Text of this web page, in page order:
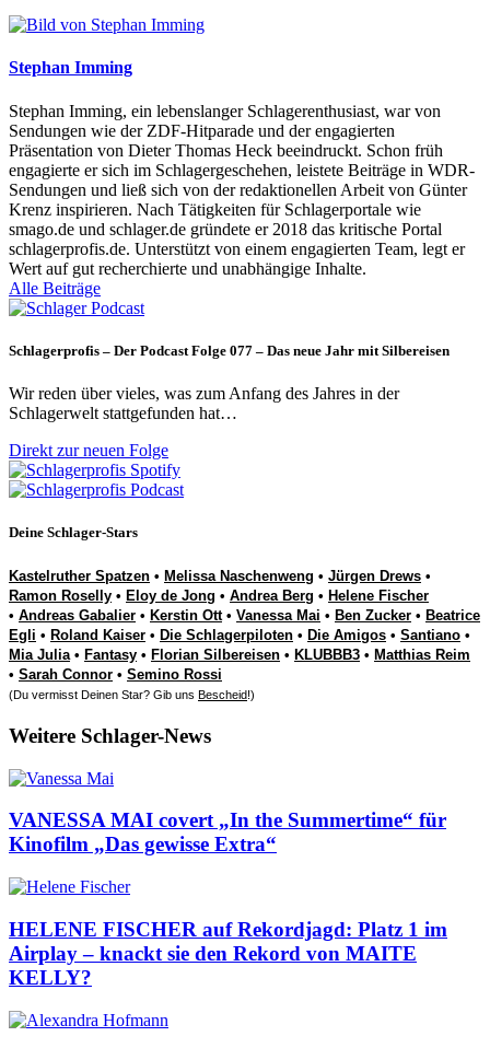
Stephan Imming
Stephan Imming, ein lebenslanger Schlagerenthusiast, war von
Sendungen wie der ZDF-Hitparade und der engagierten
Präsentation von Dieter Thomas Heck beeindruckt. Schon früh
engagierte er sich im Schlagergeschehen, leistete Beiträge in WDR-
Sendungen und ließ sich von der redaktionellen Arbeit von Günter
Krenz inspirieren. Nach Tätigkeiten für Schlagerportale wie
smago.de und schlager.de gründete er 2018 das kritische Portal
schlagerprofis.de. Unterstützt von einem engagierten Team, legt er
Wert auf gut recherchierte und unabhängige Inhalte.
Alle Beiträge
Schlagerprofis – Der Podcast Folge 077 – Das neue Jahr mit Silbereisen
Wir reden über vieles, was zum Anfang des Jahres in der
Schlagerwelt stattgefunden hat…
Direkt zur neuen Folge
Deine Schlager-Stars
Kastelruther Spatzen • Melissa Naschenweng • Jürgen Drews •
Ramon Roselly • Eloy de Jong • Andrea Berg • Helene Fischer
• Andreas Gabalier • Kerstin Ott• Vanessa Mai • Ben Zucker • Beatrice
Egli • Roland Kaiser • Die Schlagerpiloten • Die Amigos • Santiano •
Mia Julia• Fantasy • Florian Silbereisen • KLUBBB3 • Matthias Reim
• Sarah Connor • Semino Rossi
(Du vermisst Deinen Star? Gib uns Bescheid!)
Weitere Schlager-News
VANESSA MAI covert „In the Summertime“ für
Kinofilm „Das gewisse Extra“
HELENE FISCHER auf Rekordjagd: Platz 1 im
Airplay – knackt sie den Rekord von MAITE
KELLY?